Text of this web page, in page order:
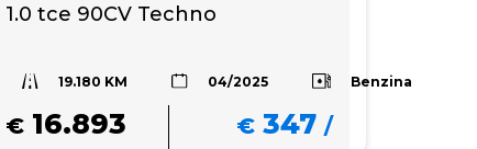
1.0 tce 90CV Techno
19.180 KM 04/2025 Benzina
€ 16.893 € 347 /